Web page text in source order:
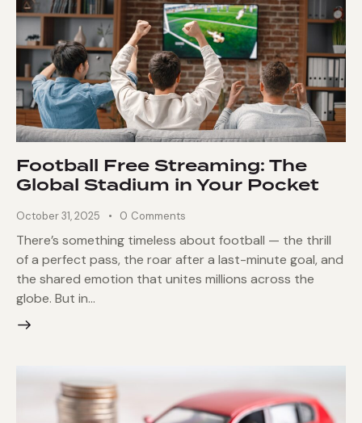
Football Free Streaming: The
Global Stadium in Your Pocket
October 31, 2025 0 Comments
There’s something timeless about football — the thrill
of a perfect pass, the roar after a last-minute goal, and
the shared emotion that unites millions across the
globe. But in…